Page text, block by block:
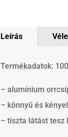
Leírás
Termékadatok:
– alumínium
– könnyű és
– tiszta látást tesz